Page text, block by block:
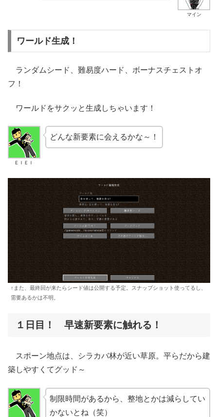
マイン
ワールド生成！
ランダムシード、難易度ハード、ボーナスチェストオ
フ！
ワールドをサクッと生成しちゃいます！
ＥＩＥＩ
どんな新要素に会えるかな～！
↑また、最終回が来たらシード値は公開する予定。スナップショット使ってるし、
需要あるかは不明。
１日目！ 早速新要素に触れる！
スポーン地点は、シラカバ林が近い草原。平らだから建
築しやすくてグッド～
制限時間があるから、整地とかは減らしてい
かないとね（笑）